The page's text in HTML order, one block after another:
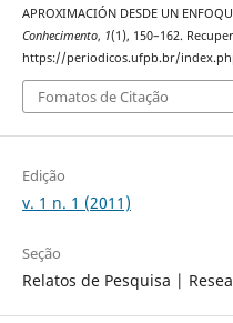
APROXIMACIÓN DESDE UN
Conhecimento, 1(1), 150–162.
https://periodicos.ufpb.br/
Fomatos de Citação
Edição
v. 1 n. 1 (2011)
Seção
Relatos de Pesquisa |